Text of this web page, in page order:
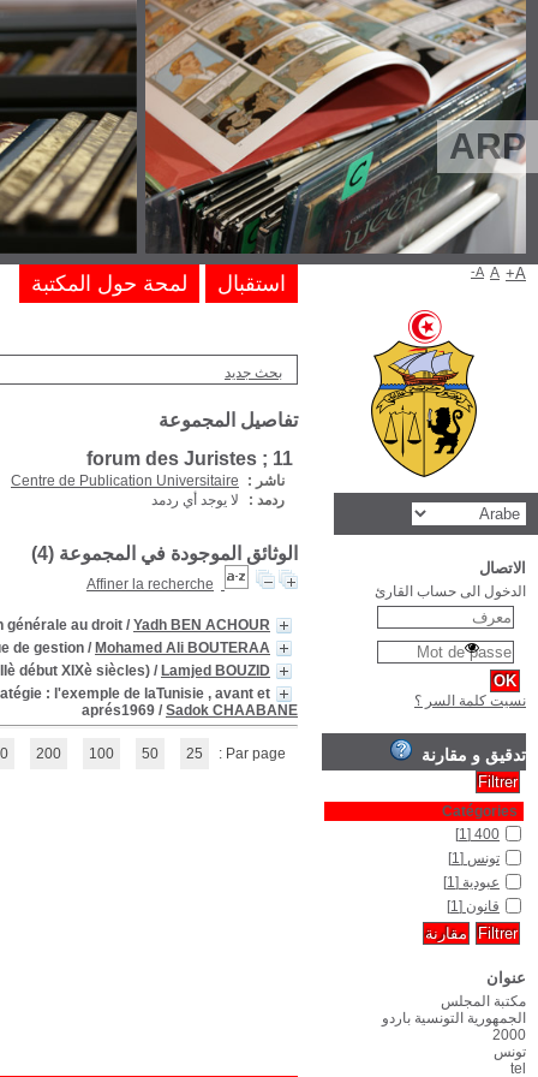
Notes de cours de
Pouvoir et exlavage dans la régence de Tunis : les serviteurs des beys
Processus de gouvernement des sociétés en transition : Essai d'une
(1 - 4 / 4)